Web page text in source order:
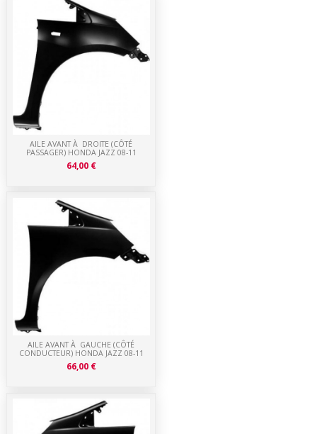
AILE AVANT À GAUCHE (CÔTÉ
CONDUCTEUR) HONDA JAZZ 08-11
66,00 €
AILE AVANT À DROITE (CÔTÉ
PASSAGER) HONDA JAZZ 08-11
64,00 €